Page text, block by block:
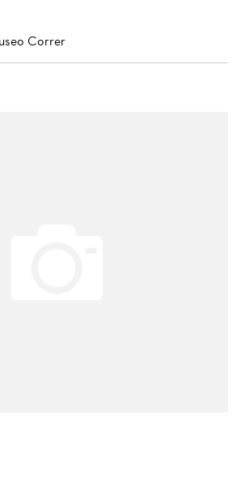
Correr